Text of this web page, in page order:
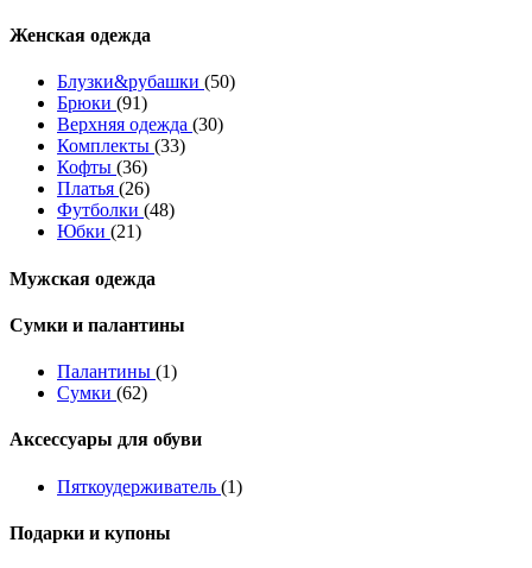
Женская одежда
Блузки&рубашки (50)
Брюки (91)
Верхняя одежда (30)
Комплекты (33)
Кофты (36)
Платья (26)
Футболки (48)
Юбки (21)
Мужская одежда
Сумки и палантины
Палантины (1)
Сумки (62)
Аксессуары для обуви
Пяткоудерживатель (1)
Подарки и купоны